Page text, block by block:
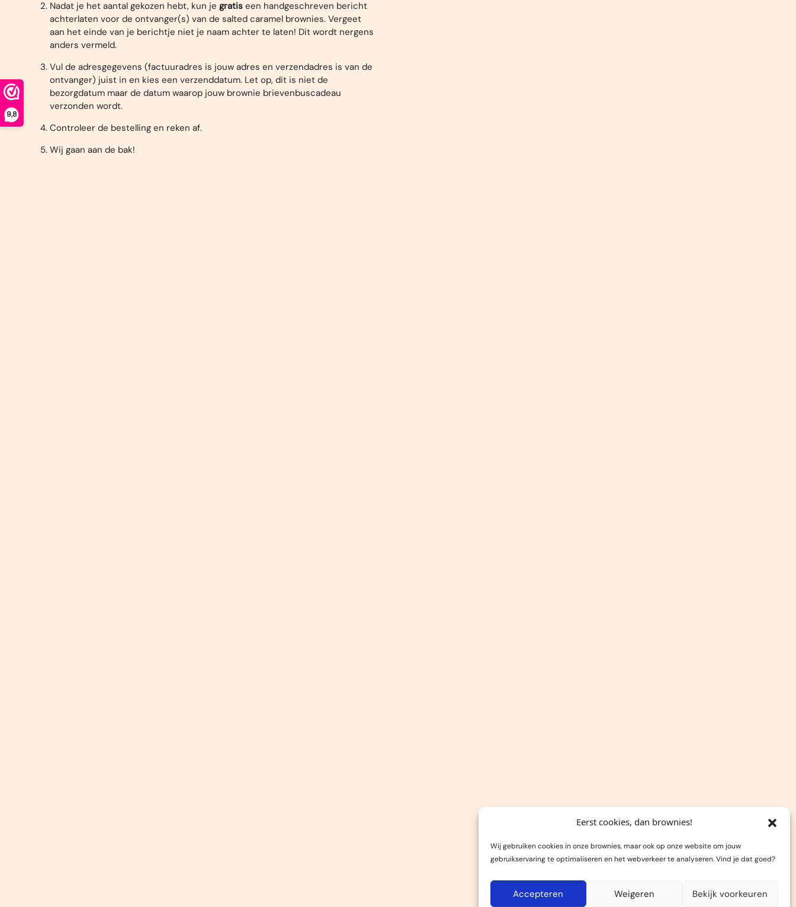
9,8
Eerst cookies, dan brownies!
Wij gebruiken cookies in onze brownies, maar ook op onze website om jouw
gebruikservaring te optimaliseren en het webverkeer te analyseren. Vind je dat goed?
Accepteren Weigeren Bekijk voorkeuren
Nadat je het aantal gekozen hebt, kun je gratis een handgeschreven bericht
achterlaten voor de ontvanger(s) van de salted caramel brownies. Vergeet
aan het einde van je berichtje niet je naam achter te laten! Dit wordt nergens
anders vermeld.
Vul de adresgegevens (factuuradres is jouw adres en verzendadres is van de
ontvanger) juist in en kies een verzenddatum. Let op, dit is niet de
bezorgdatum maar de datum waarop jouw brownie brievenbuscadeau
verzonden wordt.
Controleer de bestelling en reken af.
Wij gaan aan de bak!